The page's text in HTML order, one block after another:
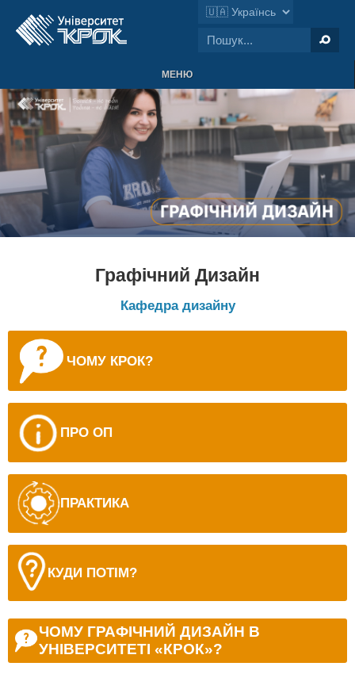
МЕНЮ
Графічний Дизайн
Кафедра дизайну
ЧОМУ КРОК?
ПРО ОП
ПРАКТИКА
КУДИ ПОТІМ?
ЧОМУ ГРАФІЧНИЙ ДИЗАЙН В
УНІВЕРСИТЕТІ «КРОК»?